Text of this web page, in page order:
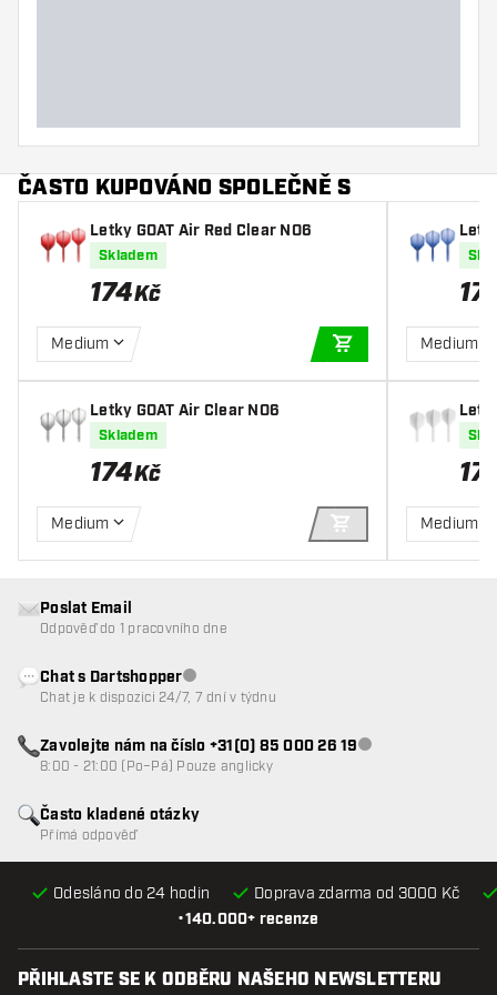
ČASTO KUPOVÁNO SPOLEČNĚ S
Letky GOAT Air Red Clear NO6
Skladem
174Kč
Medium
PŘIDAT DO KOŠÍKU
Letky GOAT Air Clear NO6
Skladem
174Kč
Medium
PŘIDAT DO KOŠÍKU
Medium
Medium
•140.000+ recenze
Odesláno do 24 hodin Doprava zdarma od 3000 Kč
Často kladené otázky
Přímá odpověď
Poslat Email
Odpověď do 1 pracovního dne
Chat s DartshopperZákaznický servis nedostupný
Chat je k dispozici 24/7, 7 dní v týdnu
Zavolejte nám na číslo +31(0) 85 000 26 19Zákaznický servis
8:00 - 21:00 (Po–Pá) Pouze anglicky
PŘIHLASTE SE K ODBĚRU NAŠEHO NEWSLETTERU